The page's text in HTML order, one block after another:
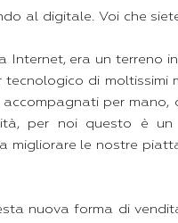
al digitale. Voi che
Internet, era un terreno
di moltissimi
per
per noi questo è un
migliorare le nostre
nuova forma di